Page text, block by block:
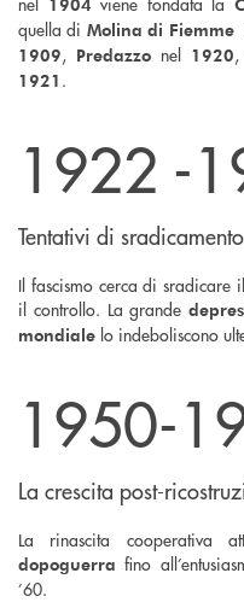
quella di Molina di Fiemme
1909, Predazzo nel 1920
1921 .
1922 -
Tentativi di sradicamento
Il fascismo cerca di sradicare
il controllo. La grande
mondiale lo indeboliscono
1950-
La crescita post-
La rinascita cooperativa
dopoguerra fino
’60.